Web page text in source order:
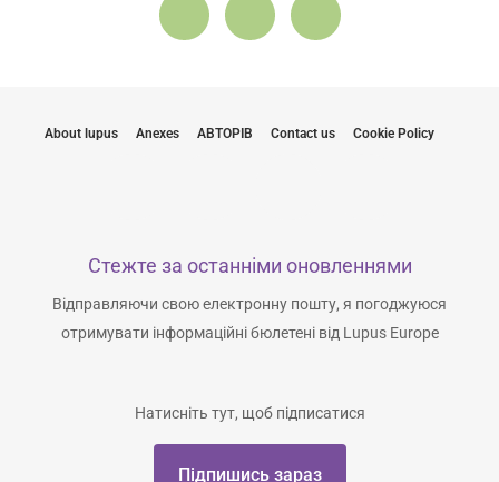
About lupus Anexes АВТОРІВ Contact us Cookie Policy
Стежте за останніми оновленнями
Відправляючи свою електронну пошту, я погоджуюся
отримувати інформаційні бюлетені від Lupus Europe
Натисніть тут, щоб підписатися
Підпишись зараз